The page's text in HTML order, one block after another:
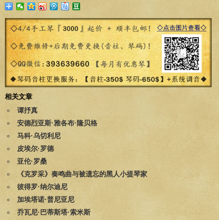
相关文章
谭抒真
安德烈亚斯·雅各布·隆贝格
马科·乌切利尼
皮埃尔·罗德
亚伦·罗桑
《克罗采》奏鸣曲与被遗忘的黑人小提琴家
彼得罗·纳尔迪尼
加埃塔诺·普尼亚尼
乔瓦尼·巴蒂斯塔·索米斯